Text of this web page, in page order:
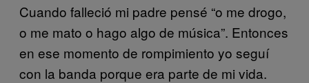
Cuando falleció mi padre pensé “o me drogo,
o me mato o hago algo de música”. Entonces
en ese momento de rompimiento yo seguí
con la banda porque era parte de mi vida.